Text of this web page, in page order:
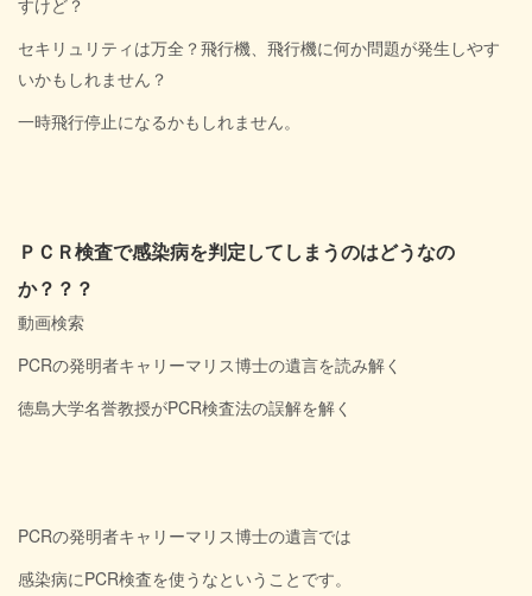
すけど？
セキリュリティは万全？飛行機、飛行機に何か問題が発生しやす
いかもしれません？
一時飛行停止になるかもしれません。
ＰＣＲ検査で感染病を判定してしまうのはどうなの
か？？？
動画検索
PCRの発明者キャリーマリス博士の遺言を読み解く
徳島大学名誉教授がPCR検査法の誤解を解く
PCRの発明者キャリーマリス博士の遺言では
感染病にPCR検査を使うなということです。